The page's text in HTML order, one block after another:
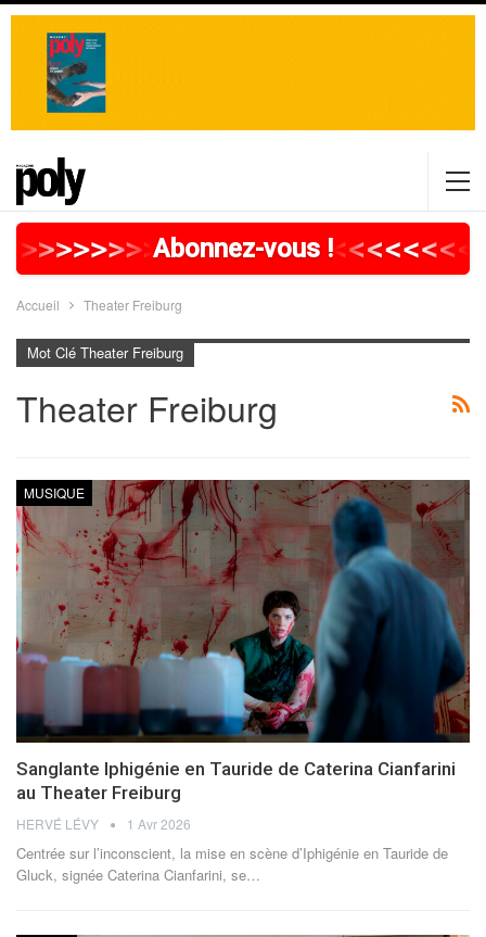
>>>>>>>>>>>>>>>>>
Abonnez-vous !<<<<<<<<
Accueil Theater Freiburg
Mot Clé Theater Freiburg
Theater Freiburg
MUSIQUE
Sanglante Iphigénie en Tauride de Caterina Cianfarini
au Theater Freiburg
HERVÉ LÉVY 1 Avr 2026
Centrée sur l’inconscient, la mise en scène d’Iphigénie en Tauride de
Gluck, signée Caterina Cianfarini, se…